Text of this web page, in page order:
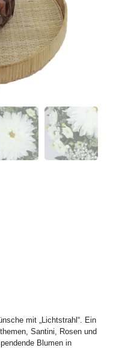
mit „Lichtstrahl“. Ein
Santini, Rosen und
Blumen in